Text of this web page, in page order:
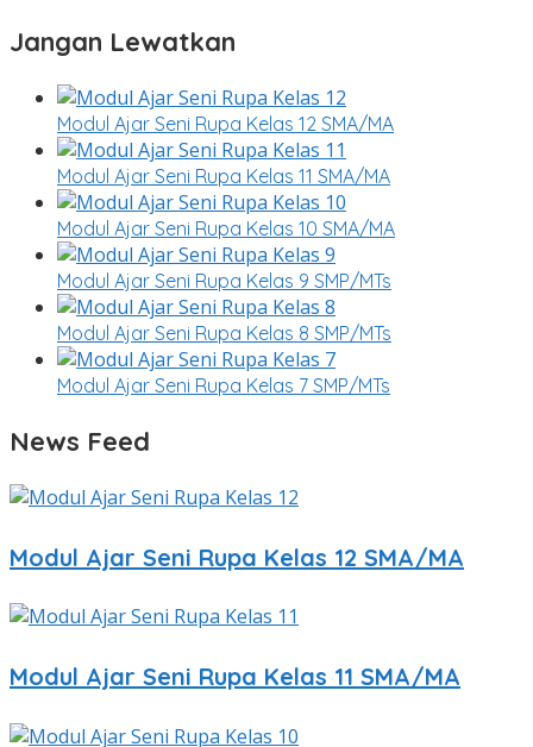
Jangan Lewatkan
Modul Ajar Seni Rupa Kelas 12 SMA/MA
Modul Ajar Seni Rupa Kelas 11 SMA/MA
Modul Ajar Seni Rupa Kelas 10 SMA/MA
Modul Ajar Seni Rupa Kelas 9 SMP/MTs
Modul Ajar Seni Rupa Kelas 8 SMP/MTs
Modul Ajar Seni Rupa Kelas 7 SMP/MTs
News Feed
Modul Ajar Seni Rupa Kelas 12 SMA/MA
Modul Ajar Seni Rupa Kelas 11 SMA/MA